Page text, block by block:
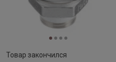
Товар закончился